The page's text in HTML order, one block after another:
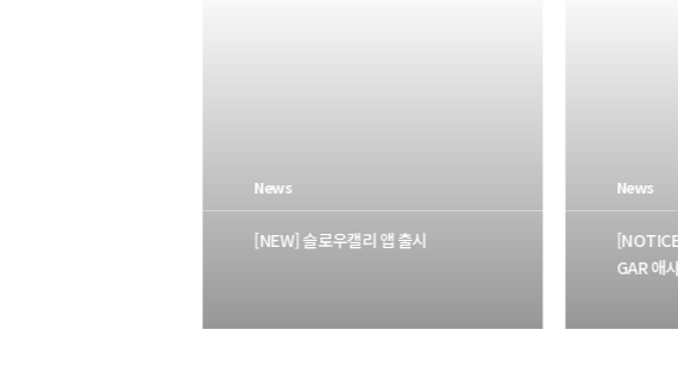
News
[NEW] 슬로우캘리 앱 출시
News
GAR 애
[EVENT]
[제품] 메